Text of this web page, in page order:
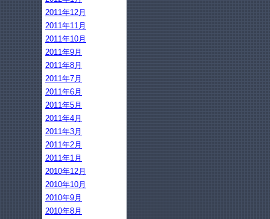
2011年12月
2011年11月
2011年10月
2011年9月
2011年8月
2011年7月
2011年6月
2011年5月
2011年4月
2011年3月
2011年2月
2011年1月
2010年12月
2010年10月
2010年9月
2010年8月